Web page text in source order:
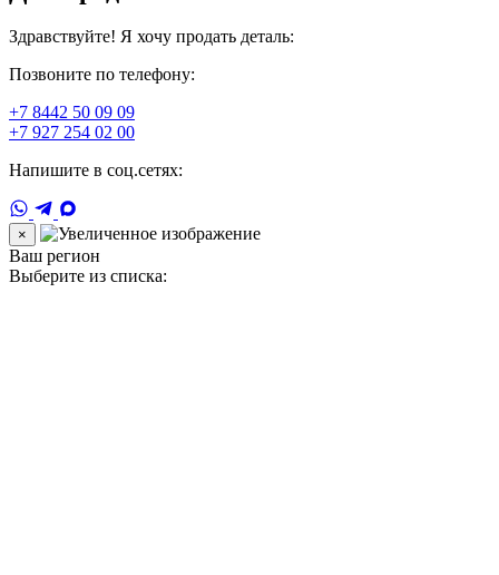
Здравствуйте! Я хочу продать деталь:
Позвоните по телефону:
+7 8442 50 09 09
+7 927 254 02 00
Напишите в соц.сетях:
×
Ваш регион
Выберите из списка: